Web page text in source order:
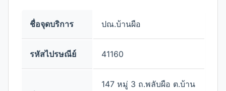
ชื่อจุดบริการ ปณ.บ้านผือ
รหัสไปรษณีย์ 41160
147 หมู่ 3 ถ.พลับผือ ต.บ้าน